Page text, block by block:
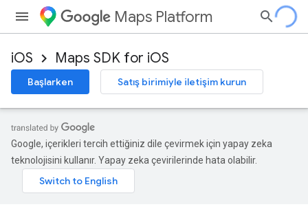
Maps Platform
iOS Maps SDK for iOS
Başlarken Satış birimiyle iletişim kurun
Google, içerikleri tercih ettiğiniz dile çevirmek için yapay zeka
teknolojisini kullanır. Yapay zeka çevirilerinde hata olabilir.